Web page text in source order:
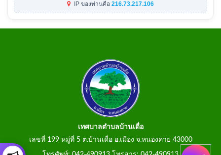
IP ของท่านคือ 216.73.217.106
เทศบาลตำบลบ้านเดื่อ
เลขที่ 199 หมู่ที่ 5 ต.บ้านเดื่อ อ.เมือง จ.หนองคาย 43000